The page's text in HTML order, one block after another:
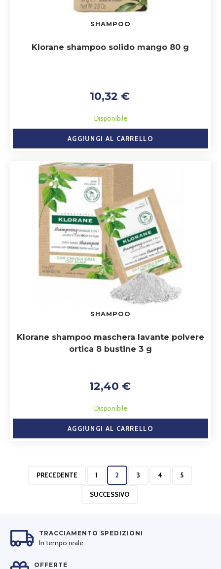
SHAMPOO
Klorane shampoo solido mango 80 g
10,32 €
Disponibile
AGGIUNGI AL CARRELLO
SHAMPOO
Klorane shampoo maschera lavante polvere
ortica 8 bustine 3 g
12,40 €
Disponibile
AGGIUNGI AL CARRELLO
PRECEDENTE 1 2 3 4 5
SUCCESSIVO
TRACCIAMENTO SPEDIZIONI
In tempo reale
OFFERTE